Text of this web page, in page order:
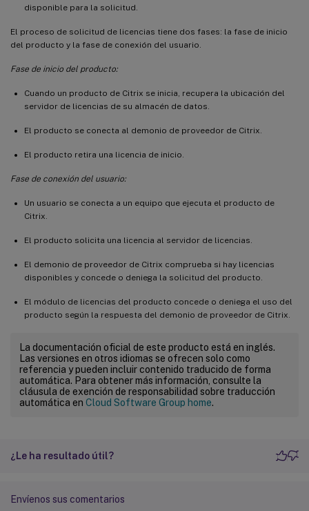
disponible para la solicitud.
El proceso de solicitud de licencias tiene dos fases: la fase de inicio
del producto y la fase de conexión del usuario.
Fase de inicio del producto:
Cuando un producto de Citrix se inicia, recupera la ubicación del
servidor de licencias de su almacén de datos.
El producto se conecta al demonio de proveedor de Citrix.
El producto retira una licencia de inicio.
Fase de conexión del usuario:
Un usuario se conecta a un equipo que ejecuta el producto de
Citrix.
El producto solicita una licencia al servidor de licencias.
El demonio de proveedor de Citrix comprueba si hay licencias
disponibles y concede o deniega la solicitud del producto.
El módulo de licencias del producto concede o deniega el uso del
producto según la respuesta del demonio de proveedor de Citrix.
La documentación oficial de este producto está en inglés.
Las versiones en otros idiomas se ofrecen solo como
referencia y pueden incluir contenido traducido de forma
automática. Para obtener más información, consulte la
cláusula de exención de responsabilidad sobre traducción
automática en Cloud Software Group home.
¿Le ha resultado útil?
Envíenos sus comentarios